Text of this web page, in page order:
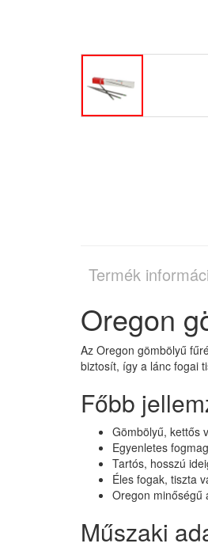
Termék
Oregon
Az Oregon gömbölyű
biztosít, így a lánc fogai
Főbb
Gömbölyű, kettős
Egyenletes
Tartós, hosszú
Éles fogak, tiszta
Oregon minőségű
Műszaki